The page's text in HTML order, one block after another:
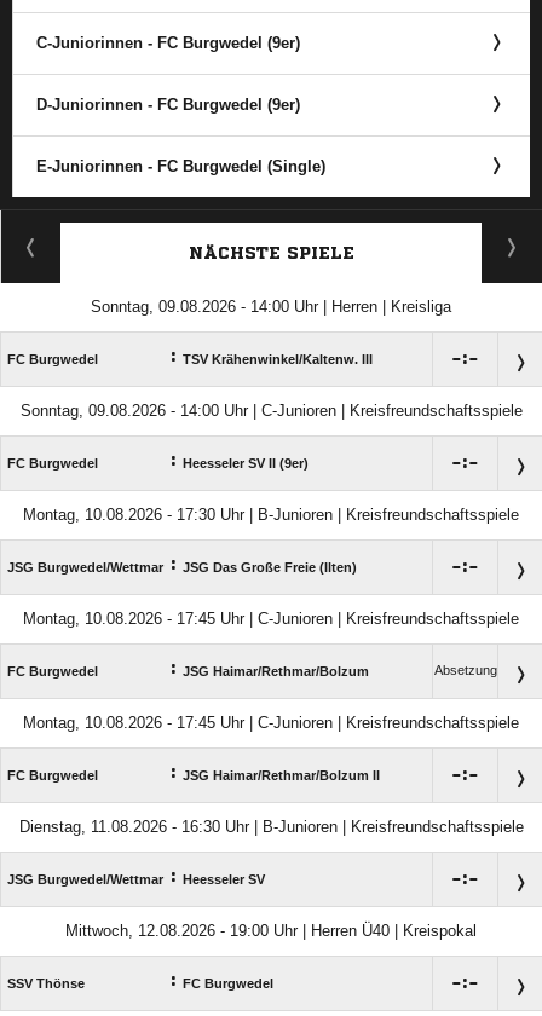
C-Juniorinnen - FC Burgwedel (9er)
D-Juniorinnen - FC Burgwedel (9er)
E-Juniorinnen - FC Burgwedel (Single)
ANZEIGE
NÄCHSTE SPIELE
Sonntag, 09.08.2026 - 14:00 Uhr | Herren | Kreisliga
FC Burgwedel : TSV Krähenwinkel/​Kaltenw. III :
Sonntag, 09.08.2026 - 14:00 Uhr | C-Junioren | Kreisfreundschaftsspiele
FC Burgwedel : Heesseler SV II (9er) :
Montag, 10.08.2026 - 17:30 Uhr | B-Junioren | Kreisfreundschaftsspiele
JSG Burgwedel/​Wettmar : JSG Das Große Freie (Ilten) :
Montag, 10.08.2026 - 17:45 Uhr | C-Junioren | Kreisfreundschaftsspiele
FC Burgwedel : JSG Haimar/​Rethmar/​Bolzum Absetzung
Montag, 10.08.2026 - 17:45 Uhr | C-Junioren | Kreisfreundschaftsspiele
FC Burgwedel : JSG Haimar/​Rethmar/​Bolzum II :
Dienstag, 11.08.2026 - 16:30 Uhr | B-Junioren | Kreisfreundschaftsspiele
JSG Burgwedel/​Wettmar : Heesseler SV :
Mittwoch, 12.08.2026 - 19:00 Uhr | Herren Ü40 | Kreispokal
SSV Thönse : FC Burgwedel :